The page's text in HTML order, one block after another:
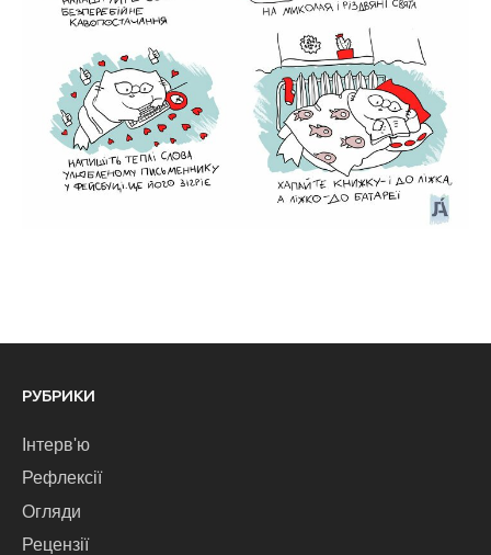
РУБРИКИ
Інтерв'ю
Рефлексії
Огляди
Рецензії